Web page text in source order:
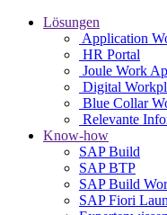
Lösungen
Application
HR Portal
Joule Work
Digital
Blue Collar
Relevante
Know-how
SAP Build
SAP BTP
SAP Build
SAP Fiori